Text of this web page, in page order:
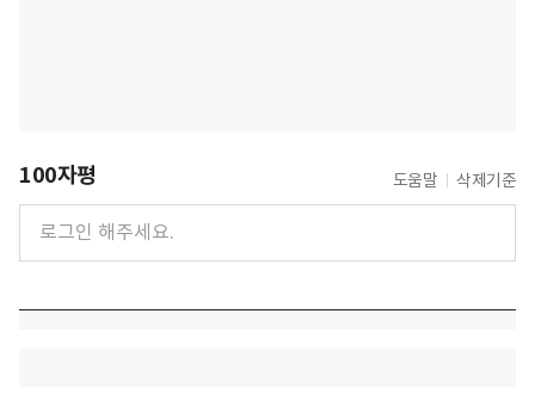
100자평 도움말 삭제기준